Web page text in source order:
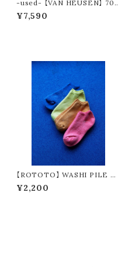
-used- 【VAN HEUSEN】 70s
stripe s/s shirt
¥7,590
【ROTOTO】 WASHI PILE S
¥2,200